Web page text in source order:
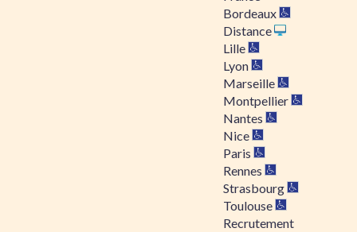
Bordeaux
Distance
Lille
Lyon
Marseille
Montpellier
Nantes
Nice
Paris
Rennes
Strasbourg
Toulouse
Recrutement